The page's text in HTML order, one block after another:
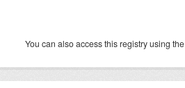
You can also access this registry using the